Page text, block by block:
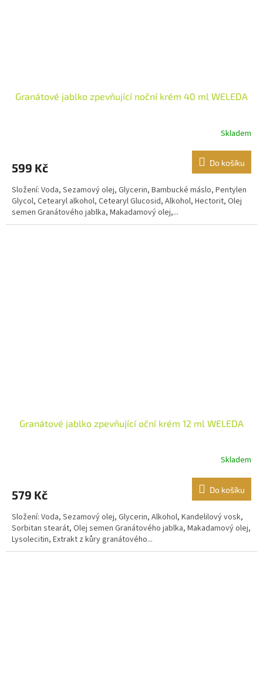
Granátové jablko zpevňující noční krém 40 ml WELEDA
Skladem
599 Kč Do košíku
Složení: Voda, Sezamový olej, Glycerin, Bambucké máslo, Pentylen
Glycol, Cetearyl alkohol, Cetearyl Glucosid, Alkohol, Hectorit, Olej
semen Granátového jablka, Makadamový olej,...
Granátové jablko zpevňující oční krém 12 ml WELEDA
Skladem
579 Kč Do košíku
Složení: Voda, Sezamový olej, Glycerin, Alkohol, Kandelilový vosk,
Sorbitan stearát, Olej semen Granátového jablka, Makadamový olej,
Lysolecitin, Extrakt z kůry granátového...